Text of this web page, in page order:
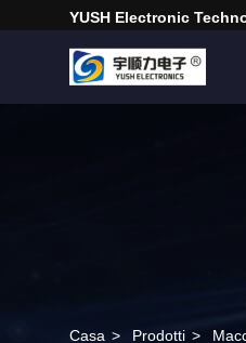
YUSH Electronic
Casa > Prodotti >